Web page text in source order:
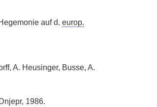
auf d. europ.
A. Heusinger, Busse, A.
1986.